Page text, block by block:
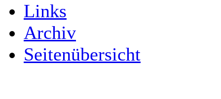
Links
Archiv
Seitenübersicht